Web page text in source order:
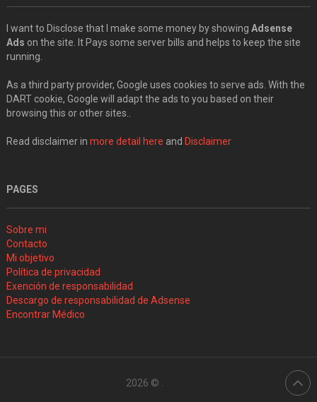
I want to Disclose that I make some money by showing Adsense
Ads on the site. It Pays some server bills and helps to keep the site
running.
As a third party provider, Google uses cookies to serve ads. With the
DART cookie, Google will adapt the ads to you based on their
browsing this or other sites..
Read disclaimer in more detail here and Disclaimer
PAGES
Sobre mi
Contacto
Mi objetivo
Política de privacidad
Exención de responsabilidad
Descargo de responsabilidad de Adsense
Encontrar Médico
2026 ©